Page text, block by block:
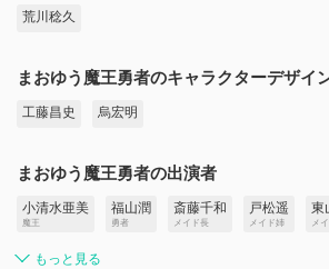
荒川稔久
まおゆう魔王勇者のキャラクターデザイ
工藤昌史 烏宏明
まおゆう魔王勇者の出演者
小清水亜美
魔王
福山潤
勇者
斎藤千和
メイド長
戸松遥
メイド姉
東
メ
もっと見る